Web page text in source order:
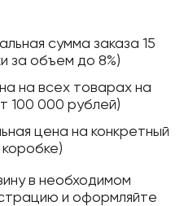
сумма заказа 15
за объем до 8%)
на всех товарах на
100 000 рублей)
цена на конкретный
в необходимом
и оформляйте